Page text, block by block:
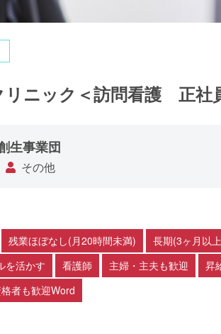
リニック＜訪問看護 正社
生事業団
その他
残業ほぼなし(月20時間未満)
長期(3ヶ月以
を活かす
看護師 主婦・主夫も歓迎
昇
者も歓迎Word